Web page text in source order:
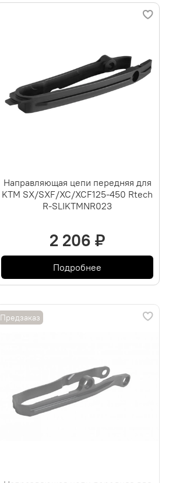
Направляющая цепи передняя для
KTM SX/SXF/XC/XCF125-450 Rtech
R-SLIKTMNR023
2 206 ₽
Подробнее
Предзаказ